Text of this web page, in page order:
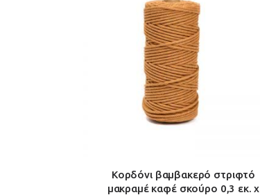
Κορδόνι βαμβακερό στριφτό
μακραμέ καφέ σκούρο 0,3 εκ. χ